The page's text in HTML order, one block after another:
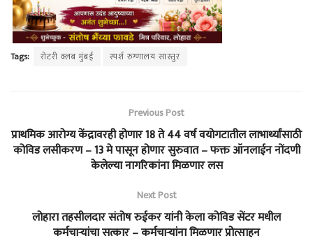
Tags: रोटरी क्लब मुंबई स्पर्श रुग्णालय सास्तुर
Previous Post
प्राथमिक आरोग्य केंद्रावरही होणार 18 ते 44 वर्ष वयोगटातील लाभार्थ्यांसाठी
कोविड लसीकरण – 13 मे पासून होणार सुरुवात – फक्त ऑनलाईन नोंदणी
केलेल्या नागरिकांना मिळणार लस
Next Post
लोहारा तहसीलदार संतोष रुईकर यांनी केला कोविड सेंटर मधील
कर्मचाऱ्यांचा सत्कार – कर्मचाऱ्यांना मिळणार प्रोत्साहन